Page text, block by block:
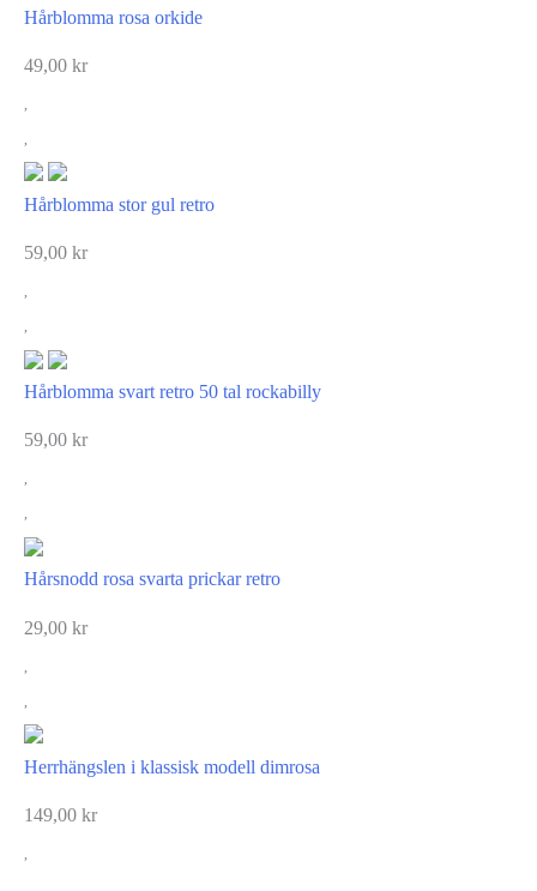
Hårblomma rosa orkide
49,00 kr
Hårblomma stor gul retro
59,00 kr
Hårblomma svart retro 50 tal rockabilly
59,00 kr
Hårsnodd rosa svarta prickar retro
29,00 kr
Herrhängslen i klassisk modell dimrosa
149,00 kr